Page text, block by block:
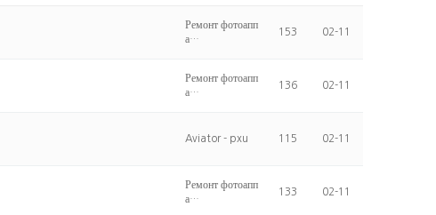
Ремонт фотоапп
а…
153 02-11
Ремонт фотоапп
а…
136 02-11
Aviator - pxu 115 02-11
Ремонт фотоапп
а…
133 02-11